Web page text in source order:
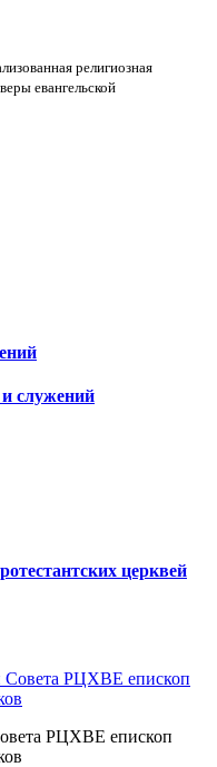
религиозная
евангельской
и служений
церквей
РЦХВЕ епископ